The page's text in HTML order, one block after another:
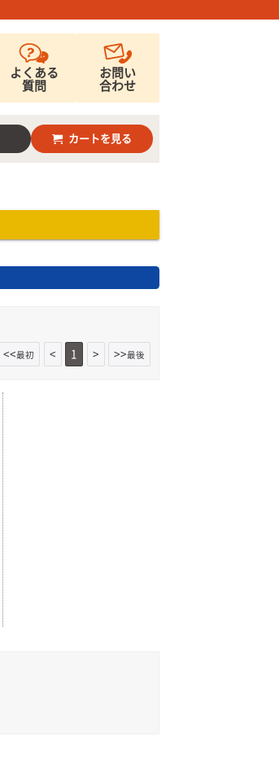
よくある
質問
お問い
合わせ
カートを見る
<<最初 < 1 > >>最後